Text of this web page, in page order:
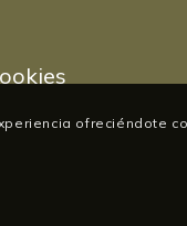
ofreciéndote